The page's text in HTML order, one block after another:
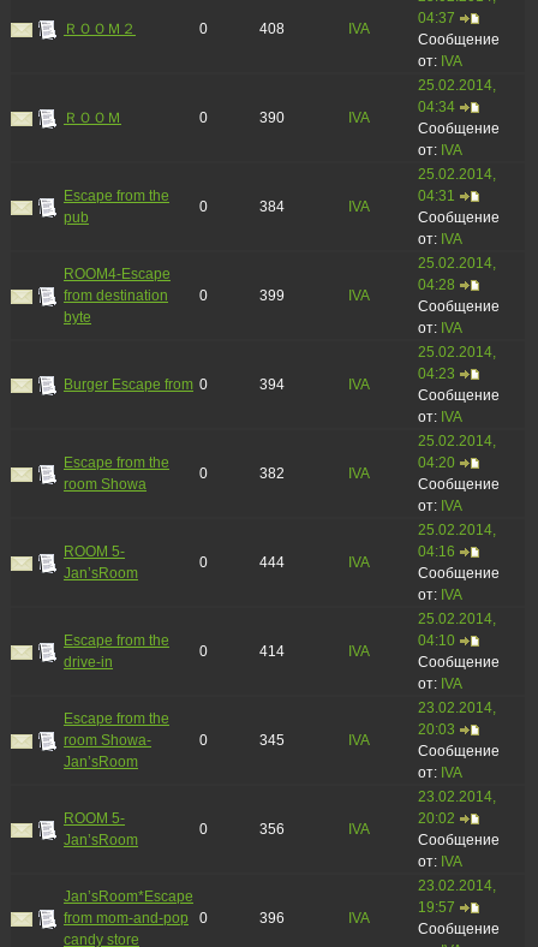
ＲＯＯＭ２ 0 408 IVA
04:37
Сообщение
от: IVA
ＲＯＯＭ 0 390 IVA
25.02.2014,
04:34
Сообщение
от: IVA
Escape from the
pub
0 384 IVA
25.02.2014,
04:31
Сообщение
от: IVA
ROOM4-Escape
from destination
byte
0 399 IVA
25.02.2014,
04:28
Сообщение
от: IVA
Burger Escape from 0 394 IVA
25.02.2014,
04:23
Сообщение
от: IVA
Escape from the
room Showa
0 382 IVA
25.02.2014,
04:20
Сообщение
от: IVA
ROOM 5-
Jan’sRoom
0 444 IVA
25.02.2014,
04:16
Сообщение
от: IVA
Escape from the
drive-in
0 414 IVA
25.02.2014,
04:10
Сообщение
от: IVA
Escape from the
room Showa-
Jan’sRoom
0 345 IVA
23.02.2014,
20:03
Сообщение
от: IVA
ROOM 5-
Jan’sRoom
0 356 IVA
23.02.2014,
20:02
Сообщение
от: IVA
Jan’sRoom*Escape
from mom-and-pop
candy store
0 396 IVA
23.02.2014,
19:57
Сообщение